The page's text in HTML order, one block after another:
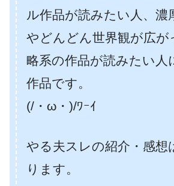
ル作品が読みたい人、濃
やどんどん世界観が広が
略系の作品が読みたい人
作品です。
(/・ω・)/ﾜｰｲ
やる夫スレの紹介・感想
ります。